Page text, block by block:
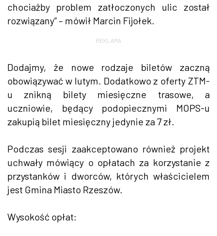
chociażby problem zatłoczonych ulic został
rozwiązany” – mówił Marcin Fijołek.
REKLAMA
Dodajmy, że nowe rodzaje biletów zaczną
obowiązywać w lutym. Dodatkowo z oferty ZTM-
u znikną bilety miesięczne trasowe, a
uczniowie, będący podopiecznymi MOPS-u
zakupią bilet miesięczny jedynie za 7 zł.
Podczas sesji zaakceptowano również projekt
uchwały mówiący o opłatach za korzystanie z
przystanków i dworców, których właścicielem
jest Gmina Miasto Rzeszów.
Wysokość opłat: